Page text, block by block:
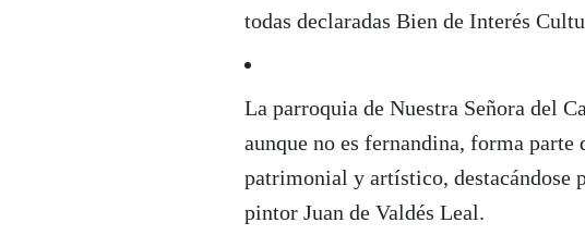
todas declaradas Bien de Interés
La parroquia de Nuestra Señora del
aunque no es fernandina, forma
patrimonial y artístico, destacándose
pintor Juan de Valdés Leal.